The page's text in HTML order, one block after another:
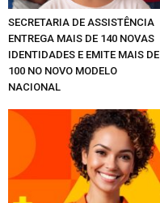
SECRETARIA DE ASSISTÊNCIA
ENTREGA MAIS DE 140 NOVAS
IDENTIDADES E EMITE MAIS DE
100 NO NOVO MODELO
NACIONAL